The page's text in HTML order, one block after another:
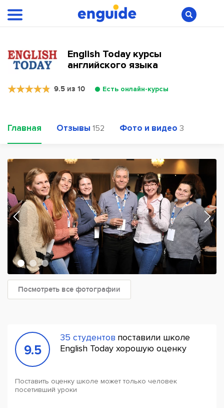
English Today курсы
английского языка
9.5 из 10 Есть онлайн-курсы
Главная Отзывы 152 Фото и видео 3
Посмотреть все фотографии
9.5
35 студентов поставили школе
English Today хорошую оценку
Поставить оценку школе может только человек
посетивший уроки